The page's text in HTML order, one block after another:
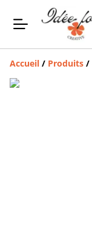
Accueil / Produits /